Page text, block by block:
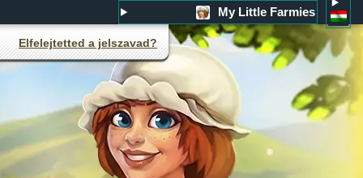
My Little Farmies
Elfelejtetted a jelszavad?